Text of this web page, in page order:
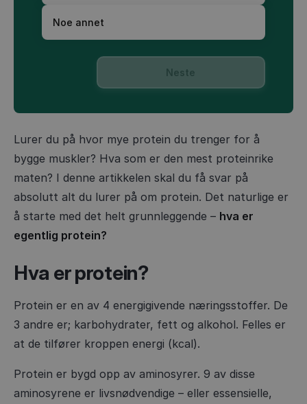
Noe annet
Neste
Lurer du på hvor mye protein du trenger for å
bygge muskler? Hva som er den mest proteinrike
maten? I denne artikkelen skal du få svar på
absolutt alt du lurer på om protein. Det naturlige er
å starte med det helt grunnleggende – hva er
egentlig protein?
Hva er protein?
Protein er en av 4 energigivende næringsstoffer. De
3 andre er; karbohydrater, fett og alkohol. Felles er
at de tilfører kroppen energi (kcal).
Protein er bygd opp av aminosyrer. 9 av disse
aminosyrene er livsnødvendige – eller essensielle,